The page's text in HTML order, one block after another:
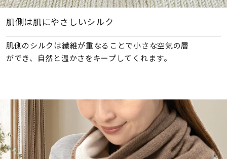
肌側は肌にやさしいシルク
肌側のシルクは繊維が重なることで小さな空気の層
ができ、自然と温かさをキープしてくれます。